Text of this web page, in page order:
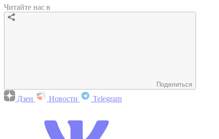
Читайте нас в
Поделиться
Дзен Новости Telegram